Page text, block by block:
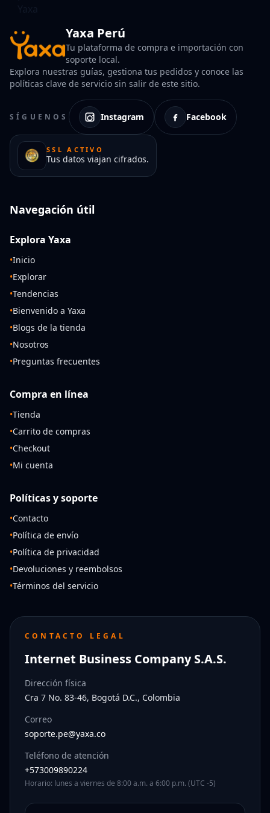
Yaxa Perú
Tu plataforma de compra e importación con
soporte local.
Explora nuestras guías, gestiona tus pedidos y conoce las
políticas clave de servicio sin salir de este sitio.
SÍGUENOS Instagram Facebook
SSL ACTIVO
Tus datos viajan cifrados.
Navegación útil
Explora Yaxa
•Inicio
•Explorar
•Tendencias
•Bienvenido a Yaxa
•Blogs de la tienda
•Nosotros
•Preguntas frecuentes
Compra en línea
•Tienda
•Carrito de compras
•Checkout
•Mi cuenta
Políticas y soporte
•Contacto
•Política de envío
•Política de privacidad
•Devoluciones y reembolsos
•Términos del servicio
CONTACTO LEGAL
Internet Business Company S.A.S.
Dirección física
Cra 7 No. 83-46, Bogotá D.C., Colombia
Correo
soporte.pe@yaxa.co
Teléfono de atención
+573009890224
Horario: lunes a viernes de 8:00 a.m. a 6:00 p.m. (UTC -5)